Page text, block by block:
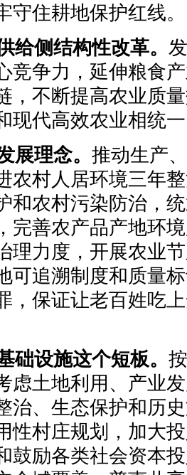
守住耕地保护红线。
给侧结构性改革。
竞争力，延伸粮食
，不断提高农业质
现代高效农业相统
展理念。 推动生产
农村人居环境三年
和农村污染防治，
完善农产品产地环
理力度，开展农业
可追溯制度和质量
，保证让老百姓吃
础设施这个短板。
虑土地利用、产业
治、生态保护和历
性村庄规划，加大
鼓励各类社会资本